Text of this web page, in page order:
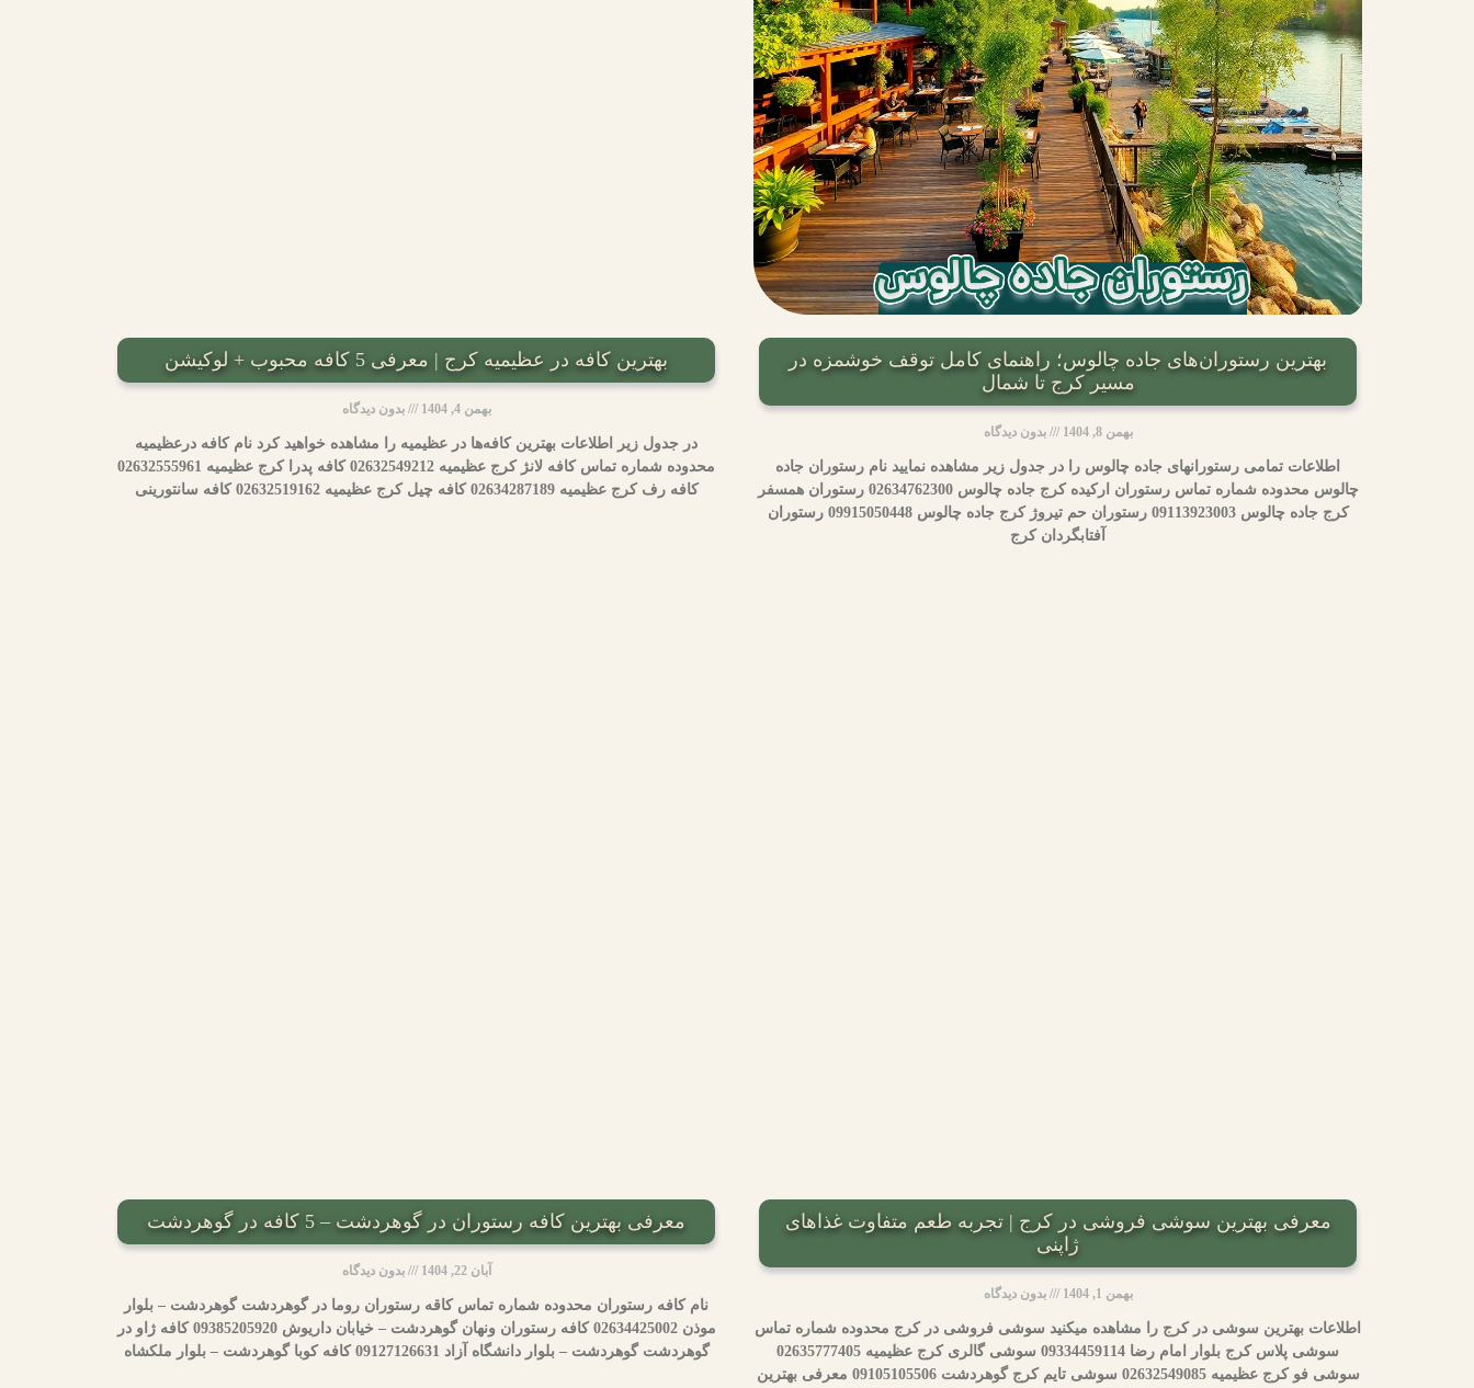
بهترین رستوران‌های جاده چالوس؛ راهنمای کامل توقف خوشمزه در
مسیر کرج تا شمال
بهمن 8, 1404 بدون دیدگاه
اطلاعات تمامی رستورانهای جاده چالوس را در جدول زیر مشاهده نمایید نام رستوران جاده
چالوس محدوده شماره تماس رستوران ارکیده کرج جاده چالوس 02634762300 رستوران همسفر
کرج جاده چالوس 09113923003 رستوران حم تیروژ کرج جاده چالوس 09915050448 رستوران
آفتابگردان کرج
بهترین کافه در عظیمیه کرج | معرفی 5 کافه محبوب + لوکیشن
بهمن 4, 1404 بدون دیدگاه
در جدول زیر اطلاعات بهترین کافه‌ها در عظیمیه را مشاهده خواهید کرد نام کافه درعظیمیه
محدوده شماره تماس کافه لانژ کرج عظیمیه 02632549212 کافه پدرا کرج عظیمیه 02632555961
کافه رف کرج عظیمیه 02634287189 کافه چیل کرج عظیمیه 02632519162 کافه سانتورینی
معرفی بهترین سوشی فروشی در کرج | تجربه طعم متفاوت غذاهای
ژاپنی
بهمن 1, 1404 بدون دیدگاه
اطلاعات بهترین سوشی در کرج را مشاهده میکنید سوشی فروشی در کرج محدوده شماره تماس
سوشی پلاس کرج بلوار امام رضا 09334459114 سوشی گالری کرج عظیمیه 02635777405
سوشی فو کرج عظیمیه 02632549085 سوشی تایم کرج گوهردشت 09105105506 معرفی بهترین
معرفی بهترین کافه رستوران در گوهردشت – 5 کافه در گوهردشت
آبان 22, 1404 بدون دیدگاه
نام کافه رستوران محدوده شماره تماس کاقه رستوران روما در گوهردشت گوهردشت – بلوار
موذن 02634425002 کافه رستوران ونهان گوهردشت – خیابان داریوش 09385205920 کافه ژاو در
گوهردشت گوهردشت – بلوار دانشگاه آزاد 09127126631 کافه کوبا گوهردشت – بلوار ملکشاه